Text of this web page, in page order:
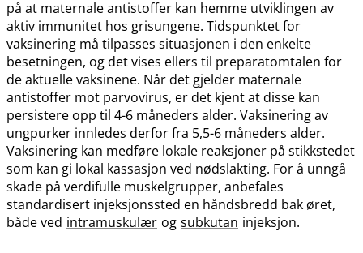
på at maternale antistoffer kan hemme utviklingen av
aktiv immunitet hos grisungene. Tidspunktet for
vaksinering må tilpasses situasjonen i den enkelte
besetningen, og det vises ellers til preparatomtalen for
de aktuelle vaksinene. Når det gjelder maternale
antistoffer mot parvovirus, er det kjent at disse kan
persistere opp til 4-6 måneders alder. Vaksinering av
ungpurker innledes derfor fra 5,5-6 måneders alder.
Vaksinering kan medføre lokale reaksjoner på stikkstedet
som kan gi lokal kassasjon ved nødslakting. For å unngå
skade på verdifulle muskelgrupper, anbefales
standardisert injeksjonssted en håndsbredd bak øret,
både ved intramuskulær og subkutan injeksjon.